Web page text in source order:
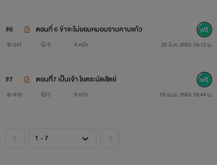
พระเจ้าตา ตั้งแต่ทรงพระเยาว์ และเมื่อออกรบได้แต่งองค์ ทรง
เครื่องนักรบ เต็มยศ ใส่เสื้อเกราะ หน้ากาก ไม่มีใครสงสัยเลย
เดินนำทัพหน้าออกไปก่อน และ เจ้าชายจันผา ทรงเครื่องยศ
แม่ทัพสง่างามบนหลังม้า พระองค์จะใช้แผนหลอกล่อให้กองทัพ
#6 ตอนที่ 6 ข้าจะไม่ยอมหมอบราบคาบแก้ว
347 0 4 หน้า 25 มี.ค. 2563 16:13 น.
#7 ตอนที่ึ7 เป็นเจ้า ใยตระบัดสัตย์
415 0 9 หน้า 03 เม.ย. 2563 18:44 น.